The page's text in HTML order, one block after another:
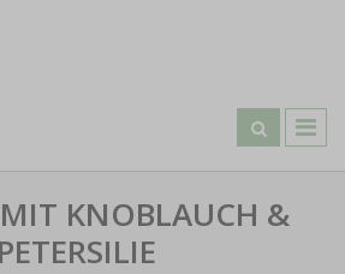
KNOBLAUCH &
PETERSILIE